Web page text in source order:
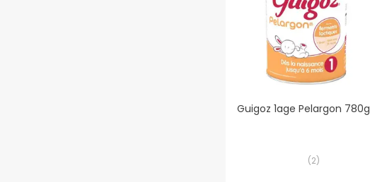
Guigoz 1age Pelargon 780g
(2)